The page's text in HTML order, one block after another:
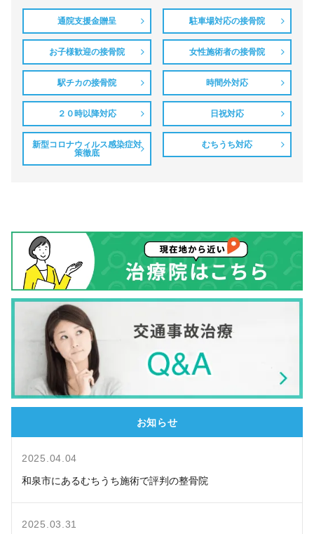
通院支援金贈呈 駐車場対応の接骨院
お子様歓迎の接骨院 女性施術者の接骨院
駅チカの接骨院 時間外対応
２０時以降対応 日祝対応
新型コロナウィルス感染症対
策徹底
むちうち対応
お知らせ
2025.04.04
和泉市にあるむちうち施術で評判の整骨院
2025.03.31